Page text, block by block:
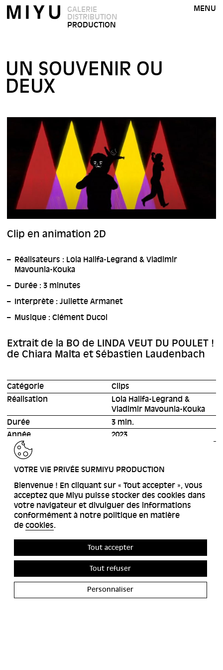
GALERIE
DISTRIBUTION
PRODUCTION
MENU
UN SOUVENIR OU
DEUX
Clip en animation 2D
Réalisateurs : Lola Halifa-Legrand & Vladimir
Mavounia-Kouka
Durée : 3 minutes
Interprète : Juliette Armanet
Musique : Clément Ducol
Extrait de la BO de LINDA VEUT DU POULET !
de Chiara Malta et Sébastien Laudenbach
Catégorie
Clips
Réalisation
Lola Halifa-Legrand &
Vladimir Mavounia-Kouka
Durée
3 min.
Année
2023
RETOUR
VOTRE VIE PRIVÉE SURMIYU PRODUCTION
Bienvenue ! En cliquant sur « Tout accepter », vous
acceptez que Miyu puisse stocker des cookies dans
votre navigateur et divulguer des informations
conformément à notre politique en matière
de cookies.
Tout accepter
Tout refuser
Personnaliser